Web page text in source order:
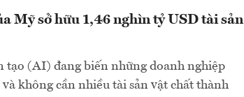
Mỹ sở hữu 1,46 nghìn tỷ USD tài sản
tạo (AI) đang biến những doanh nghiệp
không cần nhiều tài sản vật chất thành